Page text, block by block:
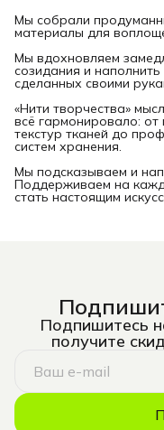
Мы собрали
материалы для
Мы вдохновляем
созидания и
сделанных своими
«Нити творчества»
всё гармонировало:
текстур тканей до
систем хранения.
Мы подсказываем и
Поддерживаем на
стать настоящим
Подпишитесь
получите